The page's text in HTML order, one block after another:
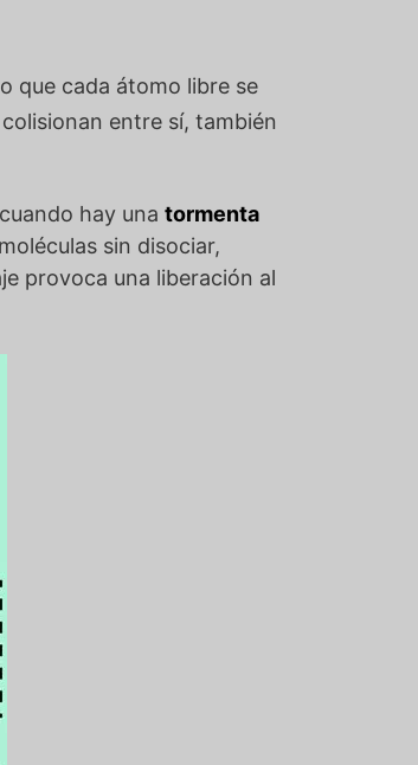
que cada átomo libre se
entre sí, también
hay una tormenta
sin disociar,
provoca una liberación al